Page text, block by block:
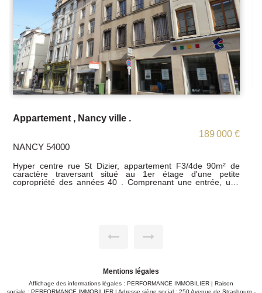
146 000 €
LAXOU 54520
Situé dans une petite copropriété de caractère bien
entretenu "secteur Paul Déroulède " Appartement
entièrement rénové avec des matériaux de qualité du type
06 65 98 04 ou 03 83 46 93 36
Mentions légales
Affichage des informations légales : PERFORMANCE IMMOBILIER | Raison
sociale : PERFORMANCE IMMOBILIER | Adresse siège social : 250 Avenue de Strasbourg -